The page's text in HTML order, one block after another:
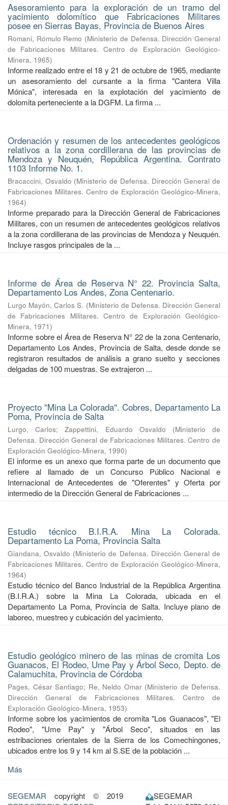
Asesoramiento para la exploración de un tramo del
yacimiento dolomítico que Fabricaciones Militares
posee en Sierras Bayas, Provincia de Buenos Aires
Romani, Rómulo Remo (Ministerio de Defensa. Dirección General
de Fabricaciones Militares. Centro de Exploración Geológico-
Minera, 1965)
Informe realizado entre el 18 y 21 de octubre de 1965, mediante
un asesoramiento del cursante a la firma "Cantera Villa
Mónica", interesada en la explotación del yacimiento de
dolomita perteneciente a la DGFM. La firma ...
Ordenación y resumen de los antecedentes geológicos
relativos a la zona cordillerana de las provincias de
Mendoza y Neuquén, República Argentina. Contrato
1103 Informe No. 1.
Bracaccini, Osvaldo (Ministerio de Defensa. Dirección General de
Fabricaciones Militares. Centro de Exploración Geológico-Minera,
1964)
Informe preparado para la Dirección General de Fabricaciones
Militares, con un resumen de antecedentes geológicos relativos
a la zona cordillerana de las provincias de Mendoza y Neuquén.
Incluye rasgos principales de la ...
Informe de Área de Reserva N° 22. Provincia Salta,
Departamento Los Andes, Zona Centenario.
Lurgo Mayón, Carlos S. (Ministerio de Defensa. Dirección General
de Fabricaciones Militares. Centro de Exploración Geológico-
Minera, 1971)
Informe sobre el Área de Reserva N° 22 de la zona Centenario,
Departamento Los Andes, Provincia de Salta, desde donde se
registraron resultados de análisis a grano suelto y secciones
delgadas de 100 muestras. Se extrajeron ...
Proyecto "Mina La Colorada". Cobres, Departamento La
Poma, Provincia de Salta
Lurgo, Carlos;Zappettini, Eduardo Osvaldo (Ministerio de
Defensa. Dirección General de Fabricaciones Militares. Centro de
Exploración Geológico-Minera, 1990)
El informe es un anexo que forma parte de un documento que
refiere al llamado de un Concurso Público Nacional e
Internacional de Antecedentes de "Oferentes" y Oferta por
intermedio de la Dirección General de Fabricaciones ...
Estudio técnico B.I.R.A. Mina La Colorada.
Departamento La Poma, Provincia Salta
Giandana, Osvaldo (Ministerio de Defensa. Dirección General de
Fabricaciones Militares. Centro de Exploración Geológico-Minera,
1964)
Estudio técnico del Banco Industrial de la República Argentina
(B.I.R.A.) sobre la Mina La Colorada, ubicada en el
Departamento La Poma, Provincia de Salta. Incluye plano de
laboreo, muestreo y cubicación del yacimiento.
Estudio geológico minero de las minas de cromita Los
Guanacos, El Rodeo, Ume Pay y Árbol Seco, Depto. de
Calamuchita, Provincia de Córdoba
Pages, César Santiago; Re, Neldo Omar (Ministerio de Defensa.
Dirección General de Fabricaciones Militares. Centro de
Exploración Geológico-Minera, 1953)
Informe sobre los yacimientos de cromita "Los Guanacos", "El
Rodeo", "Ume Pay" y "Árbol Seco", situados en las
estribaciones orientales de la Sierra de los Comechingones,
ubicados entre los 9 y 14 km al S.SE de la población ...
Más
SEGEMAR copyright © 2019
SEGEMAR